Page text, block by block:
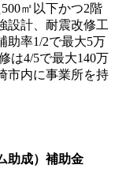
㎡以下かつ2階
設計、耐震改修工
助率1/2で最大5万
は4/5で最大140万
市内に事業所を持
助成）補助金